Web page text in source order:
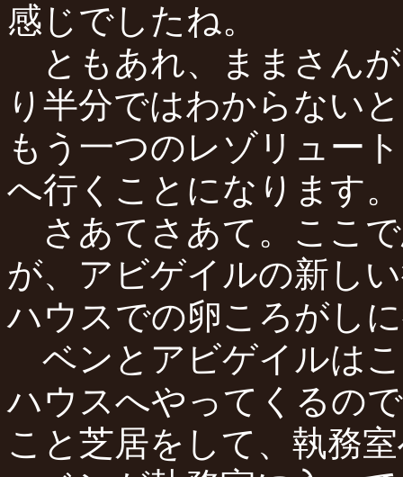
感じでしたね。
ともあれ、ままさん
り半分ではわからない
もう一つのレゾリュー
へ行くことになります。
さあてさあて。ここ
が、アビゲイルの新し
ハウスでの卵ころがし
ベンとアビゲイルは
ハウスへやってくるの
こと芝居をして、執務